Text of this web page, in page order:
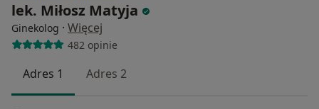
lek. Miłosz Matyja
Ginekolog · Więcej
482 opinie
Adres 1 Adres 2